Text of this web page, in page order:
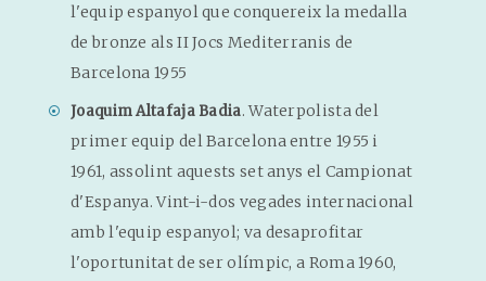
l'equip espanyol que conquereix la medalla
de bronze als II Jocs Mediterranis de
Barcelona 1955
Joaquim Altafaja Badia. Waterpolista del
primer equip del Barcelona entre 1955 i
1961, assolint aquests set anys el Campionat
d'Espanya. Vint-i-dos vegades internacional
amb l'equip espanyol; va desaprofitar
l'oportunitat de ser olímpic, a Roma 1960,